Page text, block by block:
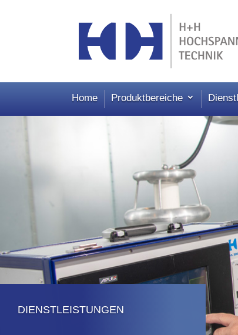
Home Produktbereiche
DIENSTLEISTUNGEN